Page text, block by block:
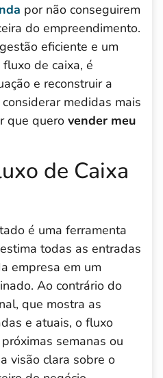
por não conseguirem
do empreendimento.
eficiente e um
de caixa, é
e reconstruir a
medidas mais
que quero vender meu
de Caixa
é uma ferramenta
todas as entradas
empresa em um
Ao contrário do
que mostra as
e atuais, o fluxo
semanas ou
visão clara sobre o